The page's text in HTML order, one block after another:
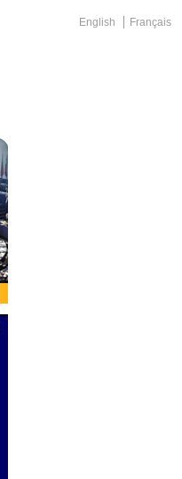
English Français